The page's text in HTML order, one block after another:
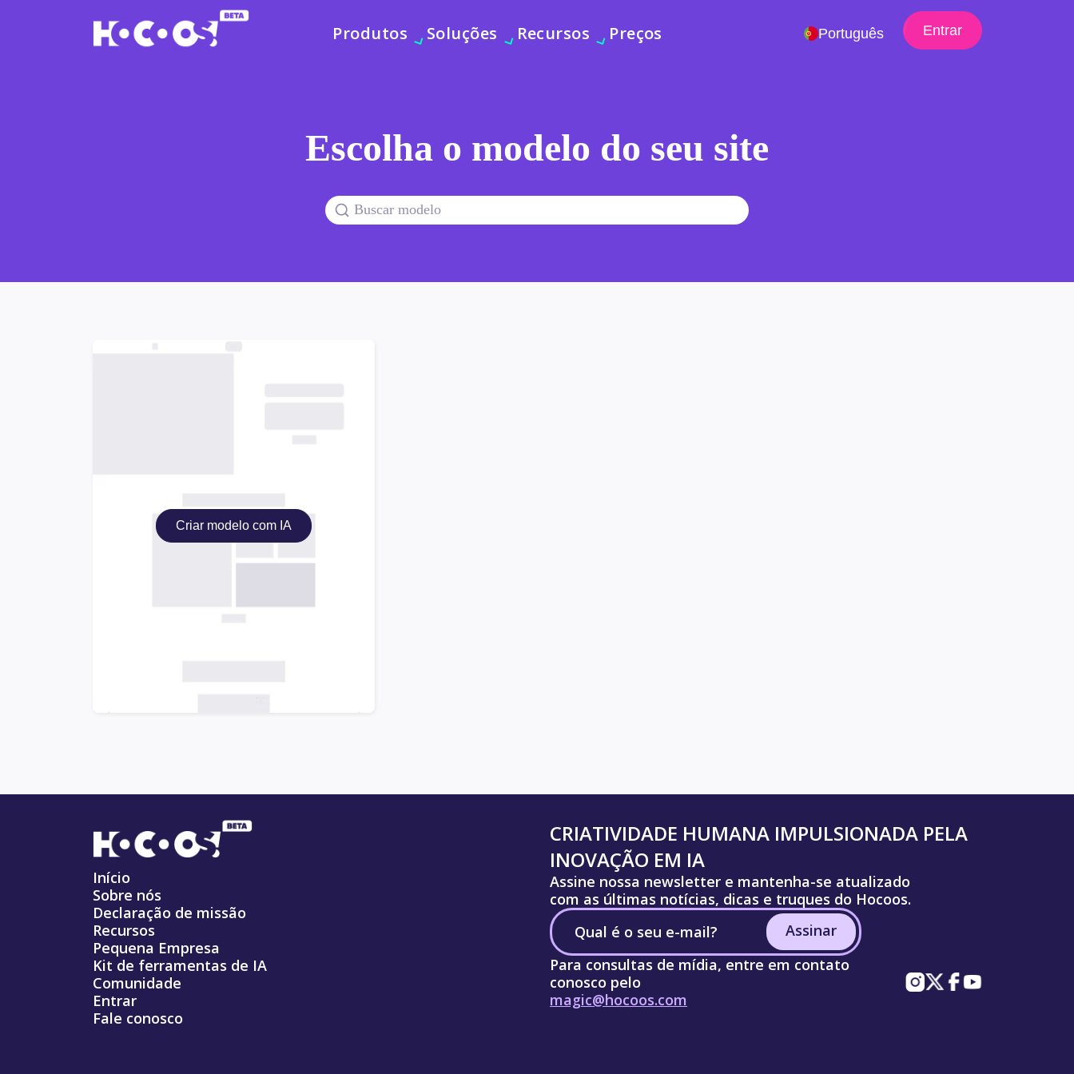
Produtos Soluções Recursos Preços Português Entrar
Escolha o modelo do seu site
Criar modelo com IA
Início
Sobre nós
Declaração de missão
Recursos
Pequena Empresa
Kit de ferramentas de IA
Comunidade
Entrar
Fale conosco
CRIATIVIDADE HUMANA IMPULSIONADA PELA
INOVAÇÃO EM IA
Assine nossa newsletter e mantenha-se atualizado
com as últimas notícias, dicas e truques do Hocoos.
Assinar
Para consultas de mídia, entre em contato
conosco pelo
magic@hocoos.com